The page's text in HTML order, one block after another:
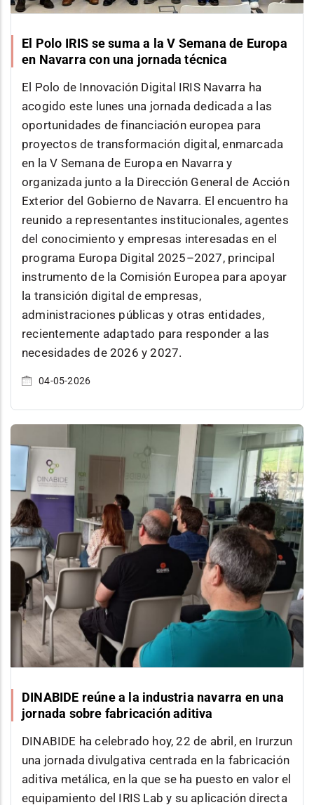
El Polo IRIS se suma a la V Semana de Europa
en Navarra con una jornada técnica
El Polo de Innovación Digital IRIS Navarra ha
acogido este lunes una jornada dedicada a las
oportunidades de financiación europea para
proyectos de transformación digital, enmarcada
en la V Semana de Europa en Navarra y
organizada junto a la Dirección General de Acción
Exterior del Gobierno de Navarra. El encuentro ha
reunido a representantes institucionales, agentes
del conocimiento y empresas interesadas en el
programa Europa Digital 2025–2027, principal
instrumento de la Comisión Europea para apoyar
la transición digital de empresas,
administraciones públicas y otras entidades,
recientemente adaptado para responder a las
necesidades de 2026 y 2027.
04-05-2026
DINABIDE reúne a la industria navarra en una
jornada sobre fabricación aditiva
DINABIDE ha celebrado hoy, 22 de abril, en Irurzun
una jornada divulgativa centrada en la fabricación
aditiva metálica, en la que se ha puesto en valor el
equipamiento del IRIS Lab y su aplicación directa